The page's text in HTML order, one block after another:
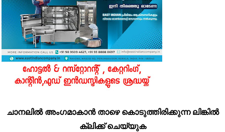
ചാനലിൽ അംഗമാകാൻ താഴെ കൊടുത്തിരിക്കുന്ന ലിങ്കിൽ
ക്ലിക്ക് ചെയ്യുക